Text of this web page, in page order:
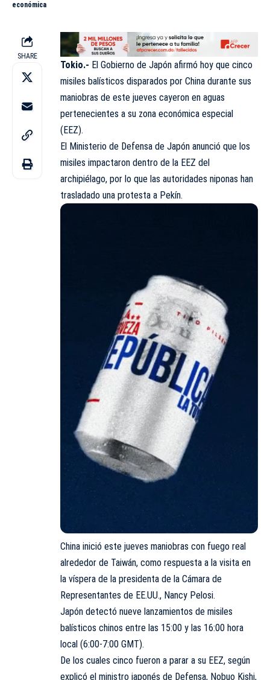
económica
SHARE
Tokio.- El Gobierno de Japón afirmó hoy que cinco
misiles balísticos disparados por China durante sus
maniobras de este jueves cayeron en aguas
pertenecientes a su zona económica especial
(EEZ).
El Ministerio de Defensa de Japón anunció que los
misiles impactaron dentro de la EEZ del
archipiélago, por lo que las autoridades niponas han
trasladado una protesta a Pekín.
China inició este jueves maniobras con fuego real
alrededor de Taiwán, como respuesta a la visita en
la víspera de la presidenta de la Cámara de
Representantes de EE.UU., Nancy Pelosi.
Japón detectó nueve lanzamientos de misiles
balísticos chinos entre las 15:00 y las 16:00 hora
local (6:00-7:00 GMT).
De los cuales cinco fueron a parar a su EEZ, según
explicó el ministro japonés de Defensa, Nobuo Kishi,